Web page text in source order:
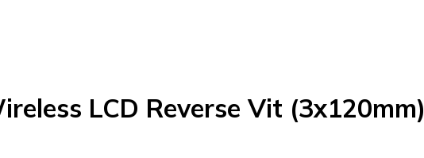
LCD Reverse Vit (3x120mm)